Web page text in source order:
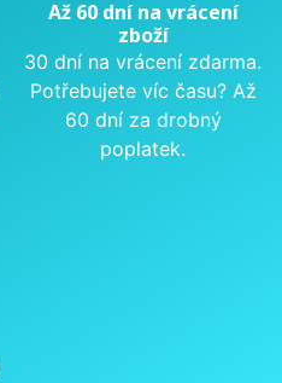
Až 60 dní na vrácení
zboží
30 dní na vrácení zdarma.
Potřebujete víc času? Až
60 dní za drobný
poplatek.